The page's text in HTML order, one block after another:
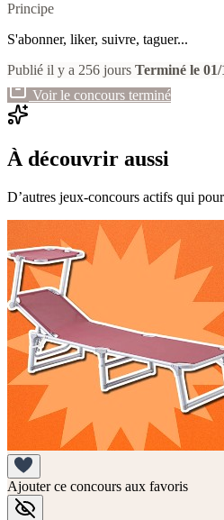
Principe
S'abonner, liker, suivre, taguer...
Publié il y a 256 jours Terminé le 01/
Voir le concours terminé
À découvrir aussi
D’autres jeux-concours actifs qui
Ajouter ce concours aux favoris